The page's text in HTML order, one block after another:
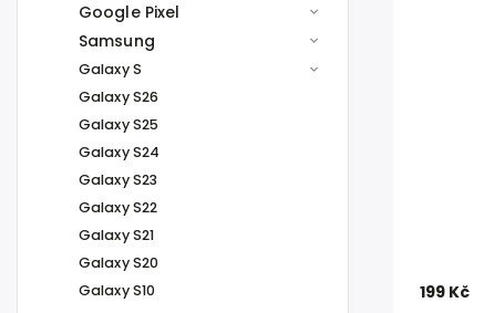
Google Pixel
Samsung
Galaxy S
Galaxy S26
Galaxy S25
Galaxy S24
Galaxy S23
Galaxy S22
Galaxy S21
Galaxy S20
Galaxy S10
199 Kč